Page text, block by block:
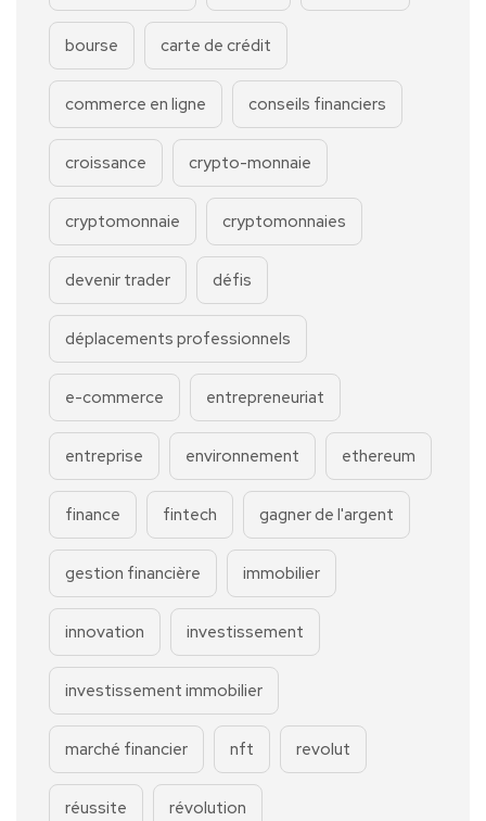
bourse carte de crédit
commerce en ligne conseils financiers
croissance crypto-monnaie
cryptomonnaie cryptomonnaies
devenir trader défis
déplacements professionnels
e-commerce entrepreneuriat
entreprise environnement ethereum
finance fintech gagner de l'argent
gestion financière immobilier
innovation investissement
investissement immobilier
marché financier nft revolut
réussite révolution